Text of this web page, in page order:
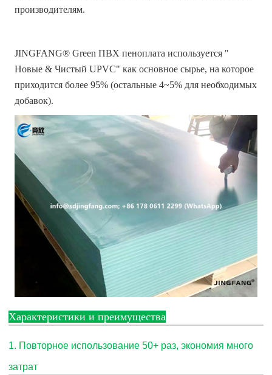
производителям.
JINGFANG® Green ПВХ пеноплата используется "
Новые & Чистый UPVC" как основное сырье, на которое
приходится более 95% (остальные 4~5% для необходимых
добавок).
Характеристики и преимущества
1. Повторное использование 50+ раз, экономия много
затрат